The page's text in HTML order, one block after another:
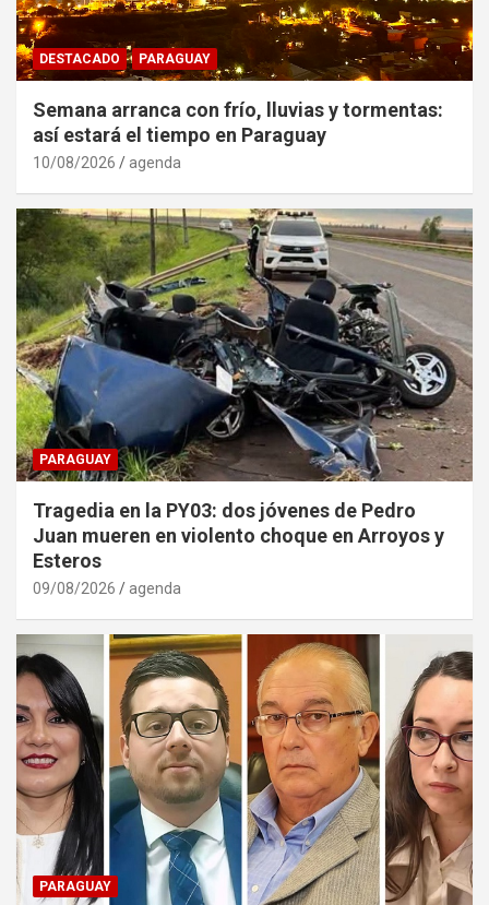
DESTACADO PARAGUAY
Semana arranca con frío, lluvias y tormentas:
así estará el tiempo en Paraguay
10/08/2026 agenda
PARAGUAY
Tragedia en la PY03: dos jóvenes de Pedro
Juan mueren en violento choque en Arroyos y
Esteros
09/08/2026 agenda
PARAGUAY